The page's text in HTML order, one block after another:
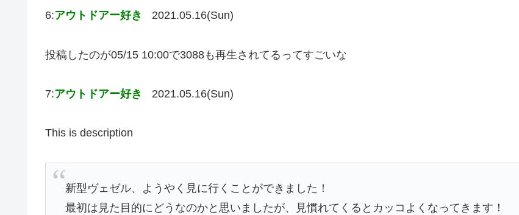
6:アウトドアー好き 2021.05.16(Sun)
投稿したのが05/15 10:00で3088も再生されてるってすごいな
7:アウトドアー好き 2021.05.16(Sun)
This is description
新型ヴェゼル、ようやく見に行くことができました！
最初は見た目的にどうなのかと思いましたが、見慣れてくるとカッコよくなってきます！